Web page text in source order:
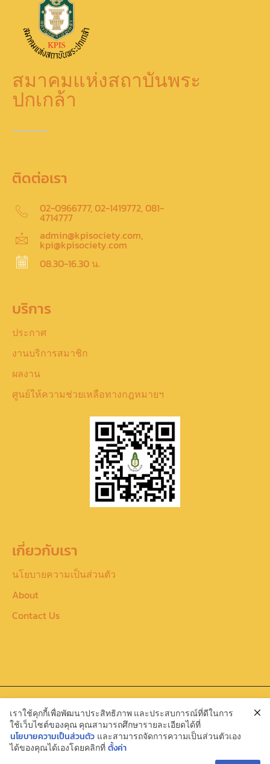
สมาคมแห่งสถาบันพระ
ปกเกล้า
ติดต่อเรา
02-0966777, 02-1419772, 081-
4714777
admin@kpisociety.com,
kpi@kpisociety.com
08.30-16.30 น.
บริการ
ประกาศ
งานบริการสมาชิก
ผลงาน
ศูนย์ให้ความช่วยเหลือทางกฎหมายฯ
เกี่ยวกับเรา
นโยบายความเป็นส่วนตัว
About
Contact Us
Copyright : สมาคมแห่งสถาบันพระปกเกล้า
เราใช้คุกกี้เพื่อพัฒนาประสิทธิภาพ และประสบการณ์ที่ดีในการ
ใช้เว็บไซต์ของคุณ คุณสามารถศึกษารายละเอียดได้ที่
นโยบายความเป็นส่วนตัว และสามารถจัดการความเป็นส่วนตัวเอง
ได้ของคุณได้เองโดยคลิกที่ตั้งค่า